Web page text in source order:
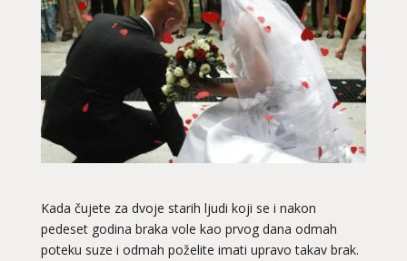
Kada čujete za dvoje starih ljudi koji se i nakon
pedeset godina braka vole kao prvog dana odmah
poteku suze i odmah poželite imati upravo takav brak.